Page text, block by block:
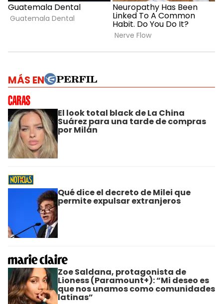
MÁS EN
El look total black de La China
Suárez para una tarde de compras
por Milán
Qué dice el decreto de Milei que
permite expulsar extranjeros
Zoe Saldana, protagonista de
Lioness (Paramount+): “Mi deseo es
que nos unamos como comunidades
latinas”